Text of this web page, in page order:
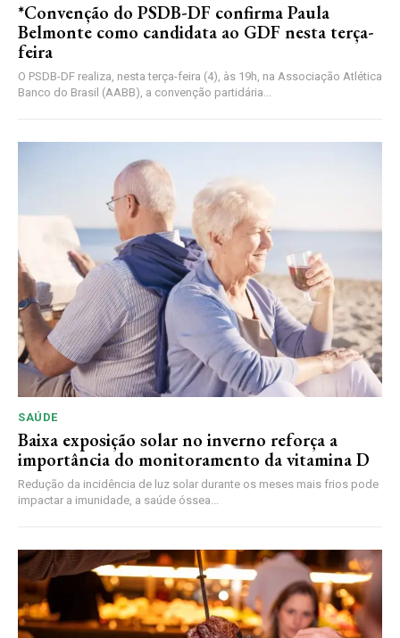
*Convenção do PSDB-DF confirma Paula
Belmonte como candidata ao GDF nesta terça-
feira
O PSDB-DF realiza, nesta terça-feira (4), às 19h, na Associação Atlética
Banco do Brasil (AABB), a convenção partidária...
SAÚDE
Baixa exposição solar no inverno reforça a
importância do monitoramento da vitamina D
Redução da incidência de luz solar durante os meses mais frios pode
impactar a imunidade, a saúde óssea...